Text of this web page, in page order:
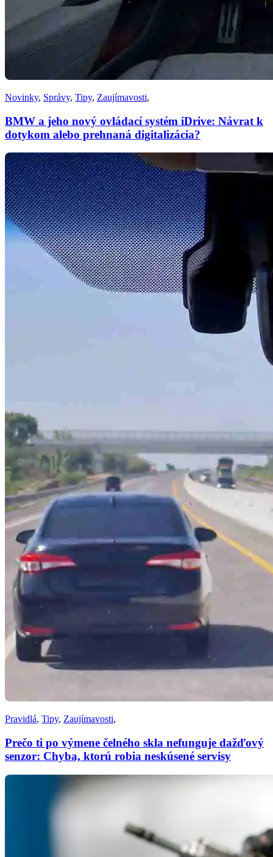
Novinky, Správy, Tipy, Zaujímavosti,
BMW a jeho nový ovládací systém iDrive: Návrat k
dotykom alebo prehnaná digitalizácia?
Pravidlá, Tipy, Zaujímavosti,
Prečo ti po výmene čelného skla nefunguje dažďový
senzor: Chyba, ktorú robia neskúsené servisy